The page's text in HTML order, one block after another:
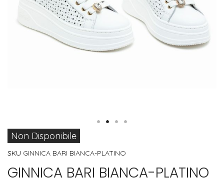
Vai
all'inizio
della
galleria
Non Disponibile
SKU GINNICA BARI BIANCA-PLATINO
GINNICA BARI BIANCA-PLATINO